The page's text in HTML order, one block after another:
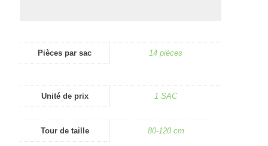
Pièces par sac 14 pièces
Unité de prix 1 SAC
Tour de taille 80-120 cm